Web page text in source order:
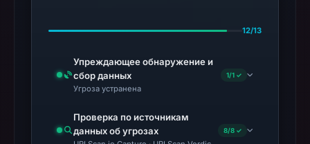
12/13
Упреждающее обнаружение и
сбор данных
Угроза устранена
1/1 ✓
Проверка по источникам
данных об угрозах
8/8 ✓